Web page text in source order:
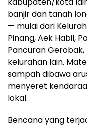
banjir dan tanah
— mulai dari
Pinang, Aek Habil,
Pancuran
kelurahan lain.
sampah dibawa
menyeret
lokal.
Bencana yang